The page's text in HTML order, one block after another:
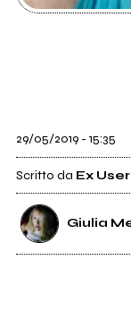
29/05/2019 - 15:35
Scritto da Ex
Giulia